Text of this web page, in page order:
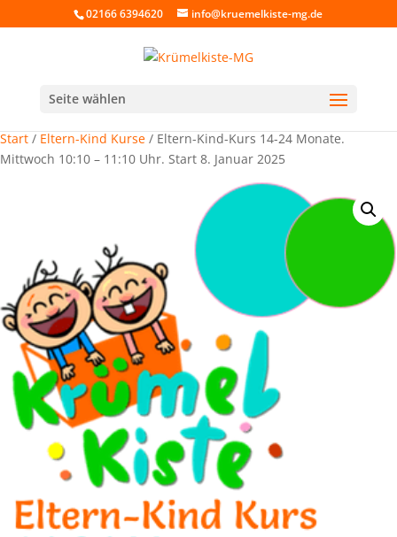
02166 6394620 info@kruemelkiste-mg.de
Seite wählen
Start / Eltern-Kind Kurse / Eltern-Kind-Kurs 14-24 Monate.
Mittwoch 10:10 – 11:10 Uhr. Start 8. Januar 2025